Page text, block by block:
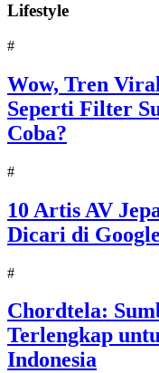
Lifestyle
#
Wow, Tren
Seperti Filter
Coba?
#
10 Artis AV
Dicari di
#
Chordtela:
Terlengkap
Indonesia